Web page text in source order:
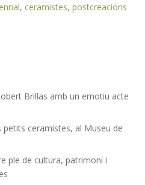
, ceramistes, postcreacions
Brillas amb un emotiu acte
petits ceramistes, al Museu de
ple de cultura, patrimoni i